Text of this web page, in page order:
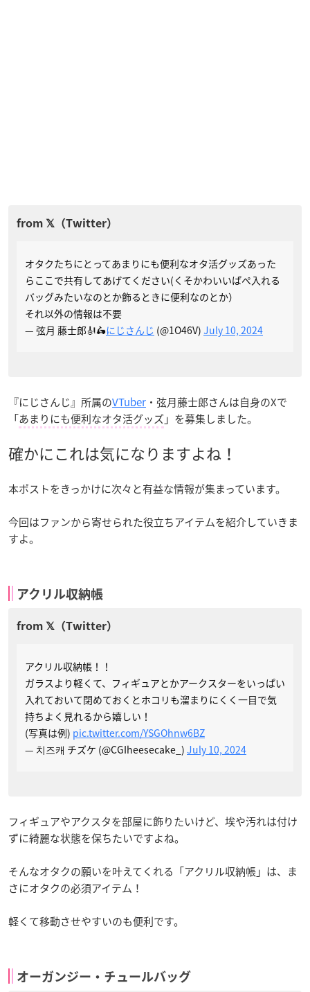
オタクたちにとってあまりにも便利なオタ活グッズあった
らここで共有してあげてください(くそかわいいぱぺ入れる
バッグみたいなのとか飾るときに便利なのとか）
それ以外の情報は不要
— 弦月 藤士郎🎻🛵にじさんじ (@1O46V) July 10, 2024
『にじさんじ』所属のVTuber ・弦月藤士郎さんは自身のXで
「あまりにも便利なオタ活グッズ 」を募集しました。
確かにこれは気になりますよね！
本ポストをきっかけに次々と有益な情報が集まっています。
今回はファンから寄せられた役立ちアイテムを紹介していきま
すよ。
アクリル収納帳
アクリル収納帳！！
ガラスより軽くて、フィギュアとかアークスターをいっぱい
入れておいて閉めておくとホコリも溜まりにくく一目で気
持ちよく見れるから嬉しい！
(写真は例) pic.twitter.com/YSGOhnw6BZ
— 치즈캐 チズケ (@CGIheesecake_) July 10, 2024
フィギュアやアクスタを部屋に飾りたいけど、埃や汚れは付け
ずに綺麗な状態を保ちたいですよね。
そんなオタクの願いを叶えてくれる「アクリル収納帳」は、ま
さにオタクの必須アイテム！
軽くて移動させやすいのも便利です。
オーガンジー・チュールバッグ